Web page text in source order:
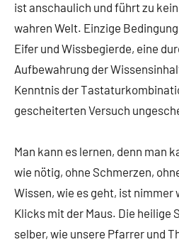
ist anschaulich und führt zu
wahren Welt. Einzige
Eifer und Wissbegierde, eine
Aufbewahrung der
Kenntnis der
gescheiterten Versuch
Man kann es lernen, denn man
wie nötig, ohne Schmerzen,
Wissen, wie es geht, ist nimmer
Klicks mit der Maus. Die heilige
selber, wie unsere Pfarrer und